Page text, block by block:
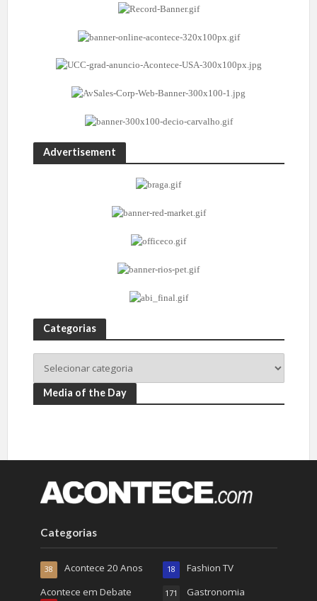
Advertisement
Categorias
Media of the Day
Categorias
Acontece 20 Anos
38
Acontece em Debate
Fashion TV
18
Gastronomia
171